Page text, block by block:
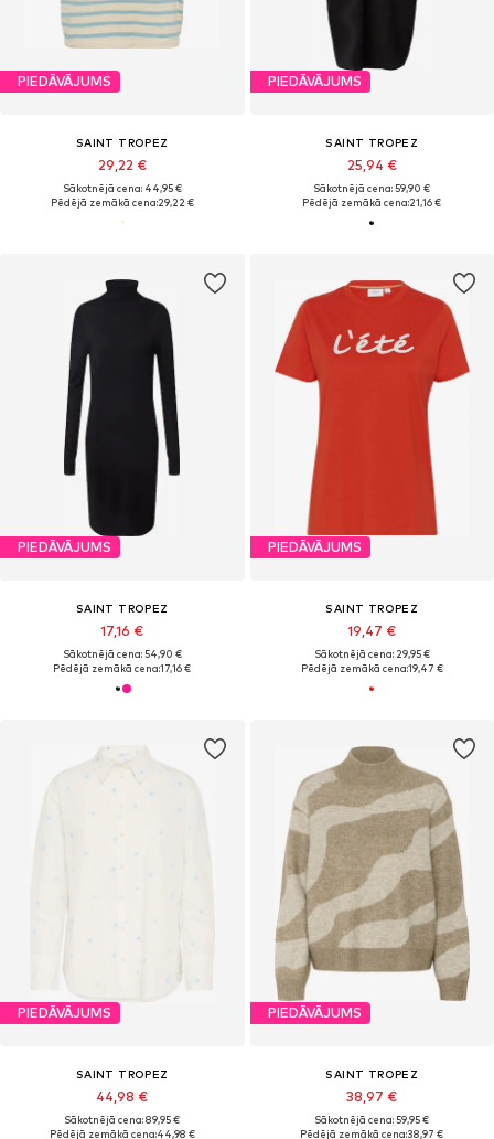
PIEDĀVĀJUMS
SAINT TROPEZ
29,22 €
Sākotnējā cena: 44,95 €
Pēdējā zemākā cena:29,22 €
PIEDĀVĀJUMS
SAINT TROPEZ
25,94 €
Sākotnējā cena: 59,90 €
Pēdējā zemākā cena:21,16 €
PIEDĀVĀJUMS
SAINT TROPEZ
17,16 €
Sākotnējā cena: 54,90 €
Pēdējā zemākā cena:17,16 €
PIEDĀVĀJUMS
SAINT TROPEZ
19,47 €
Sākotnējā cena: 29,95 €
Pēdējā zemākā cena:19,47 €
PIEDĀVĀJUMS
SAINT TROPEZ
44,98 €
Sākotnējā cena: 89,95 €
Pēdējā zemākā cena:44,98 €
PIEDĀVĀJUMS
SAINT TROPEZ
38,97 €
Sākotnējā cena: 59,95 €
Pēdējā zemākā cena:38,97 €